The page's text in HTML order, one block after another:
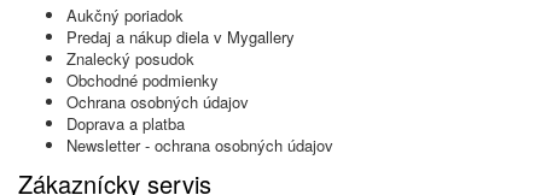
Aukčný poriadok
Predaj a nákup diela v Mygallery
Znalecký posudok
Obchodné podmienky
Ochrana osobných údajov
Doprava a platba
Newsletter - ochrana osobných údajov
Zákaznícky servis